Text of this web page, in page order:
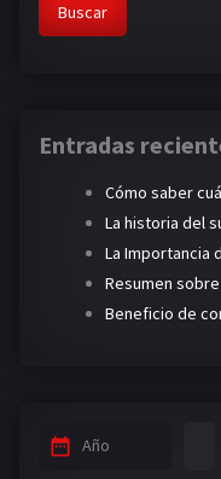
Buscar
Entradas
Cómo saber
La historia del
La Importancia
Resumen
Beneficio de
Año